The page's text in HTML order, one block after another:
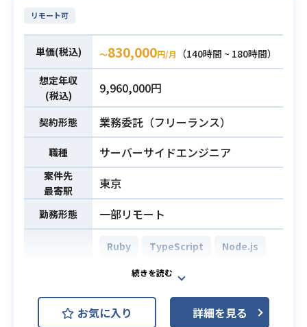
リモート可
単価(税込) 〜830,000円/月
（140時間 ~ 180時間）
想定年収
(税込)
9,960,000円
契約形態 業務委託（フリーランス）
職種 サーバーサイドエンジニア
案件先
最寄駅
東京
勤務形態 一部リモート
開発環境
Ruby TypeScript
Node.js
Ruby on Rails
AWS DynamoDB (Amazon Dynam
oDB)
MySQL
お気に入り 詳細を見る